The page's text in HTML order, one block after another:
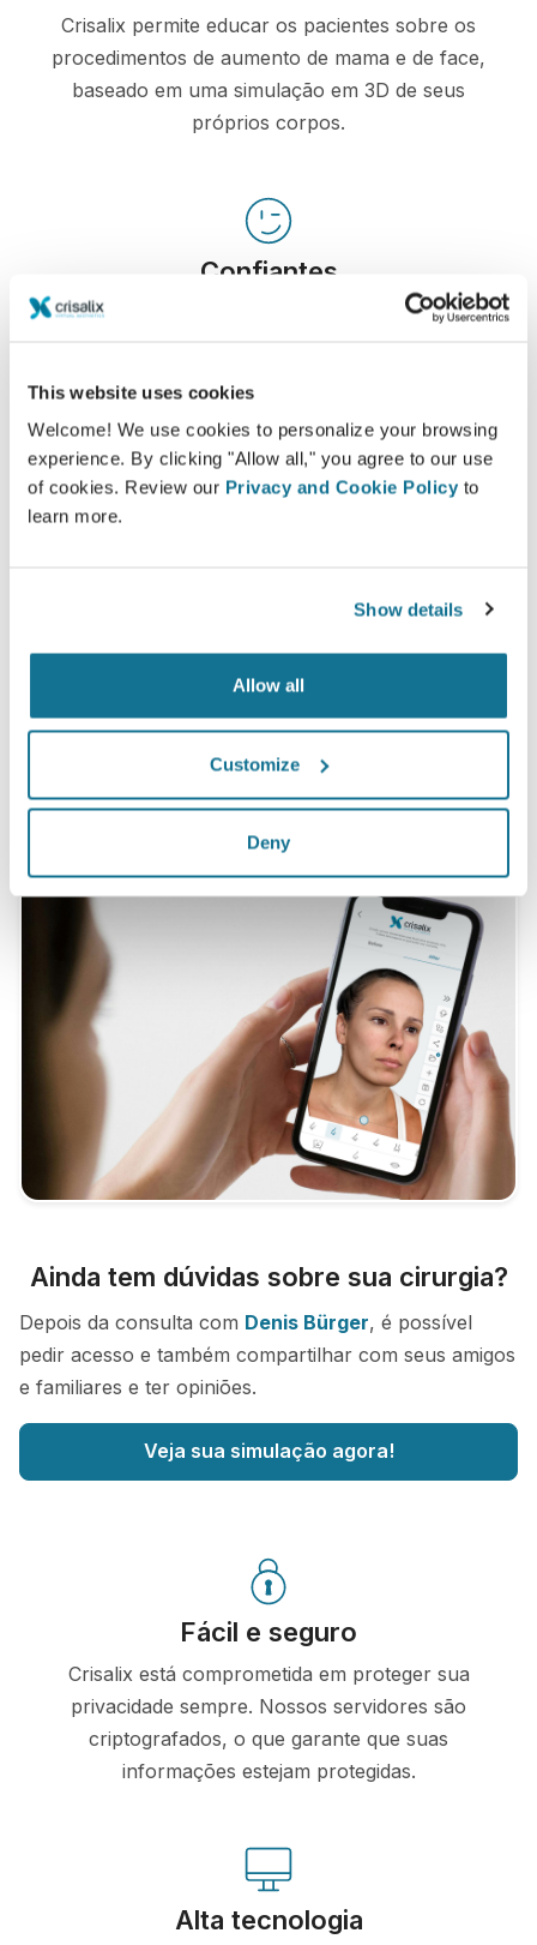
This website uses cookies
Welcome! We use cookies to personalize your browsing
experience. By clicking "Allow all," you agree to our use
of cookies. Review our Privacy and Cookie Policy to
learn more.
Show details
Allow all
Customize
Deny
Crisalix permite educar os pacientes sobre os
procedimentos de aumento de mama e de face,
baseado em uma simulação em 3D de seus
próprios corpos.
Confiantes
Estar envolvido no processo de decisão ajuda os
Satisfeitos
depois de terem visto a simulação 3D antes da
*Pesquisa Online realizada com pacientes que se submeteram
Setembro de 2011 na Suíça.
Ainda tem dúvidas sobre sua cirurgia?
Depois da consulta com Denis Bürger, é possível
pedir acesso e também compartilhar com seus amigos
e familiares e ter opiniões.
Veja sua simulação agora!
Fácil e seguro
Crisalix está comprometida em proteger sua
privacidade sempre. Nossos servidores são
criptografados, o que garante que suas
informações estejam protegidas.
Alta tecnologia